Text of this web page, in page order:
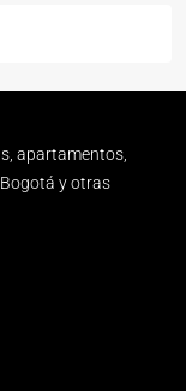
apartamentos,
y otras